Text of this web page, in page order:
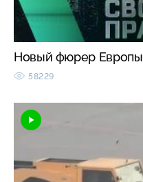
Новый фюрер Европы
58229